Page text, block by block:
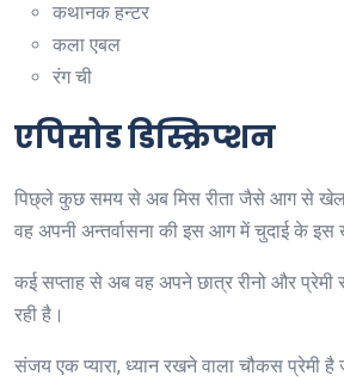
कथानक हन्टर
कला एबल
रंगची
एपिसोड डिस्क्रिप्शन
पिछ्ले कुछ समय से अब मिस रीता जैसे आग से खेल
वह अपनी अन्तर्वासना की इस आग में चुदाई के
कई सप्ताह से अब वह अपने छात्र रीनो और
रही है।
संजय एक प्यारा, ध्यान रखने वाला चौकस प्रेमी